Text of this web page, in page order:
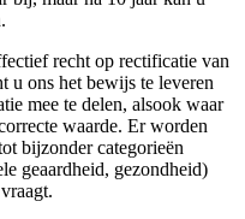
recht op rectificatie van
u ons het bewijs te leveren
mee te delen, alsook waar
waarde. Er worden
bijzonder categorieën
geaardheid, gezondheid)